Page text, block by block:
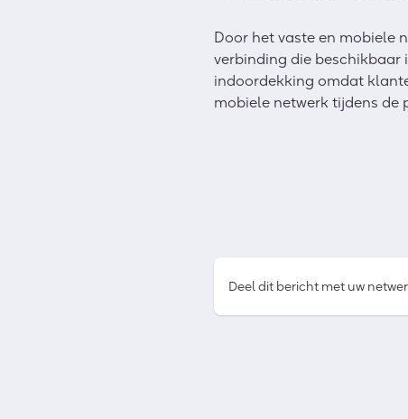
Door het vaste en mobiele
verbinding die beschikbaar
indoordekking omdat
mobiele netwerk tijdens de
Deel dit bericht met uw